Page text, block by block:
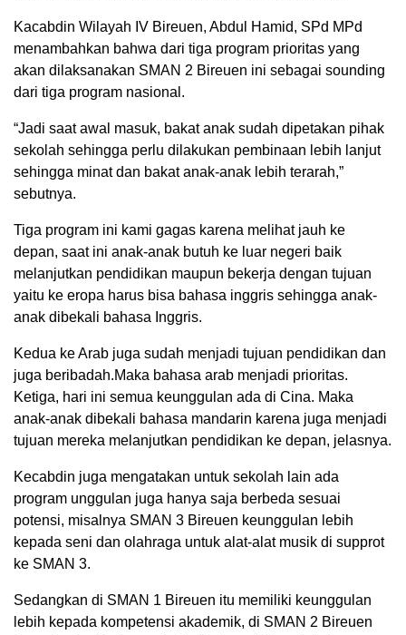
Kacabdin Wilayah IV Bireuen, Abdul Hamid, SPd MPd
menambahkan bahwa dari tiga program prioritas yang
akan dilaksanakan SMAN 2 Bireuen ini sebagai sounding
dari tiga program nasional.
“Jadi saat awal masuk, bakat anak sudah dipetakan pihak
sekolah sehingga perlu dilakukan pembinaan lebih lanjut
sehingga minat dan bakat anak-anak lebih terarah,”
sebutnya.
Tiga program ini kami gagas karena melihat jauh ke
depan, saat ini anak-anak butuh ke luar negeri baik
melanjutkan pendidikan maupun bekerja dengan tujuan
yaitu ke eropa harus bisa bahasa inggris sehingga anak-
anak dibekali bahasa Inggris.
Kedua ke Arab juga sudah menjadi tujuan pendidikan dan
juga beribadah.Maka bahasa arab menjadi prioritas.
Ketiga, hari ini semua keunggulan ada di Cina. Maka
anak-anak dibekali bahasa mandarin karena juga menjadi
tujuan mereka melanjutkan pendidikan ke depan, jelasnya.
Kecabdin juga mengatakan untuk sekolah lain ada
program unggulan juga hanya saja berbeda sesuai
potensi, misalnya SMAN 3 Bireuen keunggulan lebih
kepada seni dan olahraga untuk alat-alat musik di supprot
ke SMAN 3.
Sedangkan di SMAN 1 Bireuen itu memiliki keunggulan
lebih kepada kompetensi akademik, di SMAN 2 Bireuen